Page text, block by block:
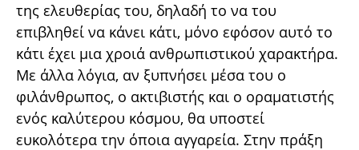
της ελευθερίας του, δηλαδή το να του
επιβληθεί να κάνει κάτι, μόνο εφόσον αυτό το
κάτι έχει μια χροιά ανθρωπιστικού χαρακτήρα.
Με άλλα λόγια, αν ξυπνήσει μέσα του ο
φιλάνθρωπος, ο ακτιβιστής και ο οραματιστής
ενός καλύτερου κόσμου, θα υποστεί
ευκολότερα την όποια αγγαρεία. Στην πράξη